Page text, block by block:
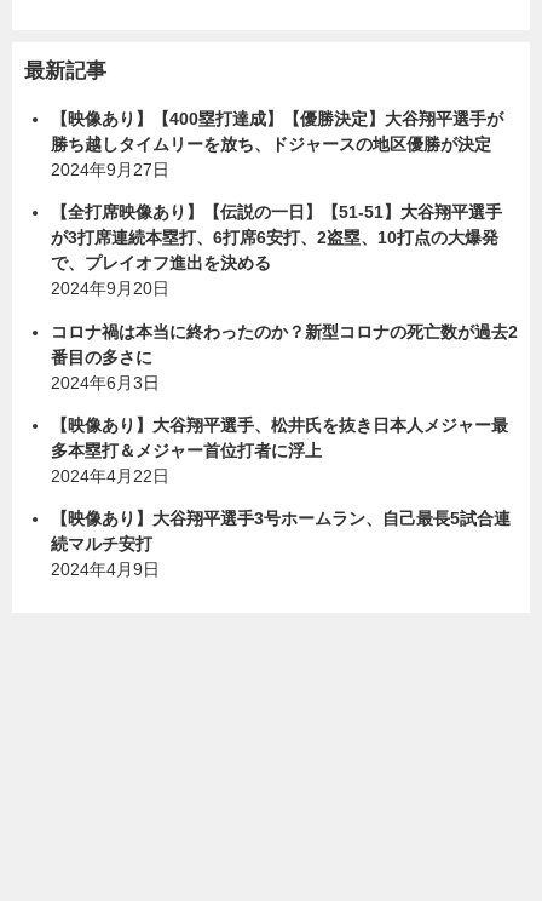
最新記事
【映像あり】【400塁打達成】【優勝決定】大谷翔平選手が
勝ち越しタイムリーを放ち、ドジャースの地区優勝が決定
2024年9月27日
【全打席映像あり】【伝説の一日】【51-51】大谷翔平選手
が3打席連続本塁打、6打席6安打、2盗塁、10打点の大爆発
で、プレイオフ進出を決める
2024年9月20日
コロナ禍は本当に終わったのか？新型コロナの死亡数が過去2
番目の多さに
2024年6月3日
【映像あり】大谷翔平選手、松井氏を抜き日本人メジャー最
多本塁打＆メジャー首位打者に浮上
2024年4月22日
【映像あり】大谷翔平選手3号ホームラン、自己最長5試合連
続マルチ安打
2024年4月9日